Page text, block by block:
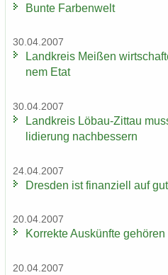
Bunte Far­ben­welt
30.04.2007
Land­kreis Mei­ßen
nem Etat
30.04.2007
Land­kreis Löbau-​Zittau
li­die­rung nach­bes­sern
24.04.2007
Dres­den ist fi­nan­zi­ell auf
20.04.2007
Kor­rek­te Aus­künf­te
20.04.2007